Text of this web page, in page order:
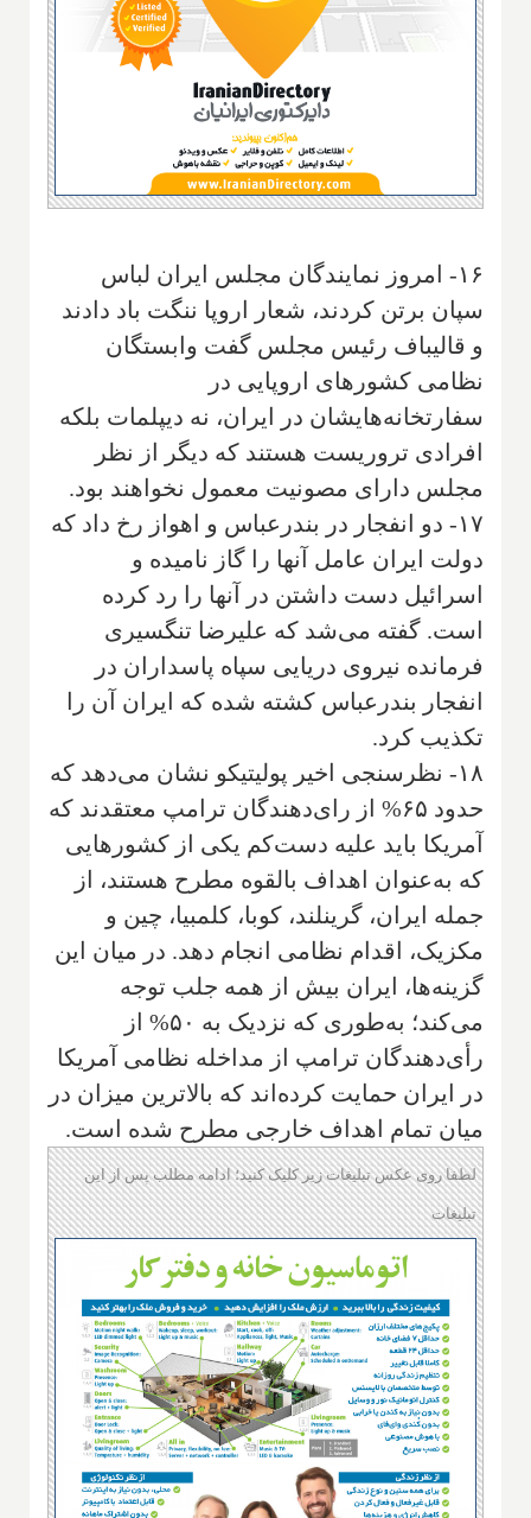
۱۶- امروز نمایندگان مجلس ایران لباس
سپان برتن کردند، شعار اروپا ننگت باد دادند
و قالیباف رئیس مجلس گفت وابستگان
نظامی کشورهای اروپایی در
سفارتخانه‌هایشان در ایران، نه دیپلمات بلکه
افرادی تروریست هستند که دیگر از نظر
مجلس دارای مصونیت معمول نخواهند بود.
۱۷- دو انفجار در بندرعباس و اهواز رخ داد که
دولت ایران عامل آنها را گاز نامیده و
اسرائیل دست داشتن در آنها را رد کرده
است. گفته می‌شد که علیرضا تنگسیری
فرمانده نیروی دریایی سپاه پاسداران در
انفجار بندرعباس کشته شده که ایران آن را
تکذیب کرد.
۱۸- نظرسنجی اخیر پولیتیکو نشان می‌دهد که
حدود ۶۵% از رای‌دهندگان ترامپ معتقدند که
آمریکا باید علیه دست‌کم یکی از کشورهایی
که به‌عنوان اهداف بالقوه مطرح هستند، از
جمله ایران، گرینلند، کوبا، کلمبیا، چین و
مکزیک، اقدام نظامی انجام دهد. در میان این
گزینه‌ها، ایران بیش از همه جلب توجه
می‌کند؛ به‌طوری که نزدیک به ۵۰% از
رأی‌دهندگان ترامپ از مداخله نظامی آمریکا
در ایران حمایت کرده‌اند که بالاترین میزان در
میان تمام اهداف خارجی مطرح شده است.
لطفا روی عکس تبلیغات زیر کلیک کنید؛ ادامه مطلب پس از این
تبلیغات